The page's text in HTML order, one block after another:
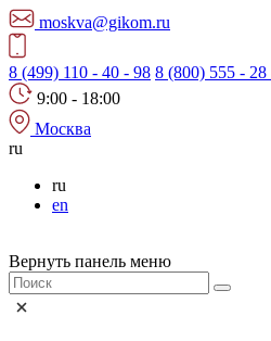
moskva@gikom.ru
8 (499) 110 - 40 - 98 8 (800) 555 - 28
9:00 - 18:00
Москва
ru
ru
en
Вернуть панель меню